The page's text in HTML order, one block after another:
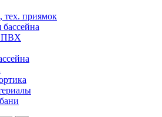
тех. приямок
ПВХ